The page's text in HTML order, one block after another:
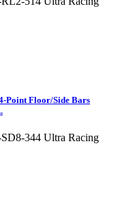
Point Floor/Side Bars
344 Ultra Racing